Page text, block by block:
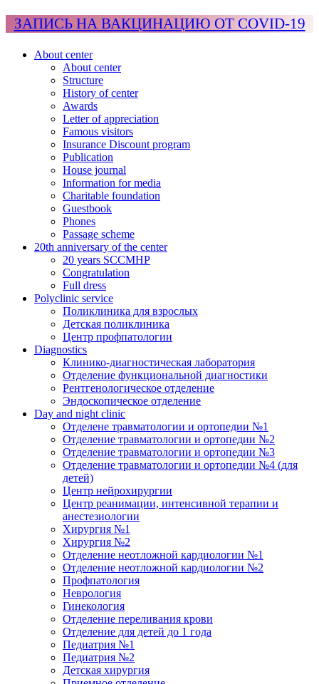
ЗАПИСЬ НА ВАКЦИНАЦИЮ ОТ COVID-19
About center
About center
Structure
History of center
Awards
Letter of appreciation
Famous visitors
Insurance Discount program
Publication
House journal
Information for media
Charitable foundation
Guestbook
Phones
Passage scheme
20th anniversary of the center
20 years SCCMHP
Congratulation
Full dress
Polyclinic service
Поликлиника для взрослых
Детская поликлиника
Центр профпатологии
Diagnostics
Клинико-диагностическая лаборатория
Отделение функциональной диагностики
Рентгенологическое отделение
Эндоскопическое отделение
Day and night clinic
Отделене травматологии и ортопедии №1
Отделение травматологии и ортопедии №2
Отделение травматологии и ортопедии №3
Отделение травматологии и ортопедии №4 (для
детей)
Центр нейрохирургии
Центр реанимации, интенсивной терапии и
анестезиологии
Хирургия №1
Хирургия №2
Отделение неотложной кардиологии №1
Отделение неотложной кардиологии №2
Профпатология
Неврология
Гинекология
Отделение переливания крови
Отделение для детей до 1 года
Педиатрия №1
Педиатрия №2
Детская хирургия